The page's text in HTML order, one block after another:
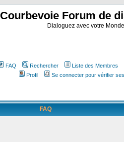
Courbevoie Forum de
Dialoguez avec votre
FAQ Rechercher Liste des Membres
Profil
Se connecter pour vérifier
FAQ